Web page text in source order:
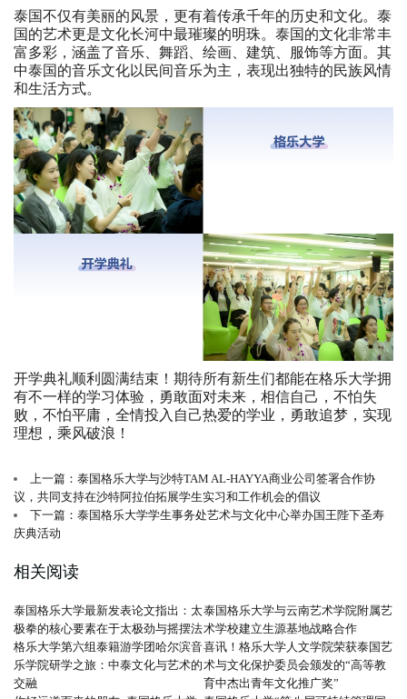
泰国不仅有美丽的风景，更有着传承千年的历史和文化。泰
国的艺术更是文化长河中最璀璨的明珠。泰国的文化非常丰
富多彩，涵盖了音乐、舞蹈、绘画、建筑、服饰等方面。其
中泰国的音乐文化以民间音乐为主，表现出独特的民族风情
和生活方式。
开学典礼顺利圆满结束！期待所有新生们都能在格乐大学拥
有不一样的学习体验，勇敢面对未来，相信自己，不怕失
败，不怕平庸，全情投入自己热爱的学业，勇敢追梦，实现
理想，乘风破浪！
上一篇：泰国格乐大学与沙特TAM AL-HAYYA商业公司签署合作协
议，共同支持在沙特阿拉伯拓展学生实习和工作机会的倡议
下一篇：泰国格乐大学学生事务处艺术与文化中心举办国王陛下圣寿
庆典活动
相关阅读
泰国格乐大学最新发表论文指出：太
极拳的核心要素在于太极劲与摇摆法
泰国格乐大学与云南艺术学院附属艺
术学校建立生源基地战略合作
格乐大学第六组泰籍游学团哈尔滨音
乐学院研学之旅：中泰文化与艺术的
交融
喜讯！格乐大学人文学院荣获泰国艺
术与文化保护委员会颁发的“高等教
育中杰出青年文化推广奖”